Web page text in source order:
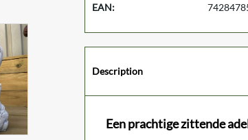
EAN:
Description
Een prachtige zittende